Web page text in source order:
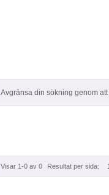
Avgränsa din sökning genom
Visar 1-0 av 0 Resultat per sida: